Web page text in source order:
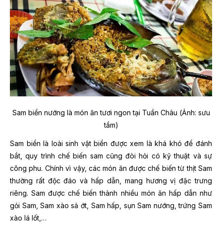
Sam biển nướng là món ăn tươi ngon tại Tuần Châu (Ảnh: sưu
tầm)
Sam biển là loài sinh vật biển được xem là khá khó để đánh
bắt, quy trình chế biến sam cũng đòi hỏi có kỹ thuật và sự
công phu. Chính vì vậy, các món ăn được chế biến từ thịt Sam
thường rất độc đáo và hấp dẫn, mang hương vị đặc trưng
riêng. Sam được chế biến thành nhiều món ăn hấp dẫn như
gỏi Sam, Sam xào sả ớt, Sam hấp, sụn Sam nướng, trứng Sam
xào lá lốt,…